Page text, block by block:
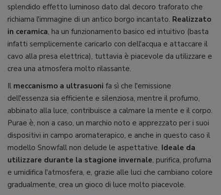
splendido effetto luminoso dato dal decoro traforato che
richiama l'immagine di un antico borgo incantato. Realizzato
in ceramica, ha un funzionamento basico ed intuitivo (basta
infatti semplicemente caricarlo con dell'acqua e attaccare il
cavo alla presa elettrica), tuttavia è piacevole da utilizzare e
crea una atmosfera molto rilassante.
Il meccanismo a ultrasuoni fa sì che l'emissione
dell'essenza sia efficiente e silenziosa, mentre il profumo,
abbinato alla luce, contribuisce a calmare la mente e il corpo.
Purae è, non a caso, un marchio noto e apprezzato per i suoi
dispositivi in campo aromaterapico, e anche in questo caso il
modello Snowfall non delude le aspettative. Ideale da
utilizzare durante la stagione invernale, purifica, profuma
e umidifica l'atmosfera, e, grazie alle luci che cambiano colore
gradualmente, crea un gioco di luce molto piacevole.